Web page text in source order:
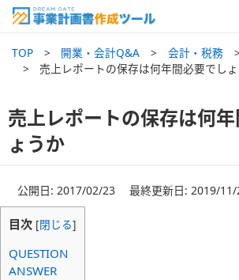
TOP 開業・会計Q&A 会計・税務
売上レポートの保存は何年間必要でし
売上レポートの保存は何
ょうか
公開日: 2017/02/23 最終更新日: 2019/11/
目次 [閉じる]
QUESTION
ANSWER